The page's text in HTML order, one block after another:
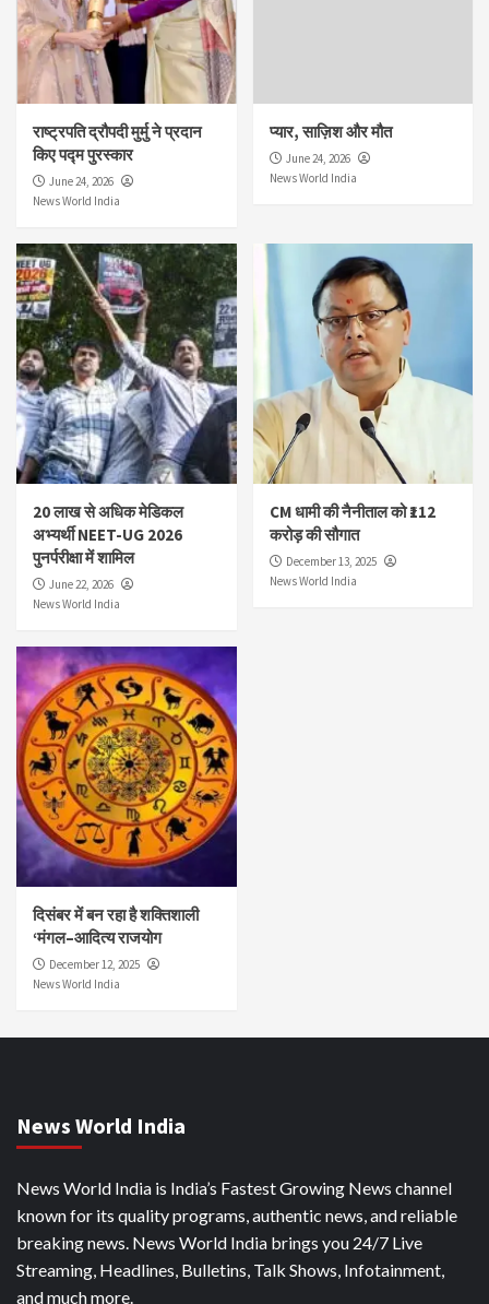
राष्ट्रपति द्रौपदी मुर्मु ने प्रदान
किए पद्म पुरस्कार
June 24, 2026
News World India
प्यार, साज़िश और मौत
June 24, 2026
News World India
20 लाख से अधिक मेडिकल
अभ्यर्थी NEET-UG 2026
पुनर्परीक्षा में शामिल
June 22, 2026
News World India
CM धामी की नैनीताल को ₹112
करोड़ की सौगात
December 13, 2025
News World India
दिसंबर में बन रहा है शक्तिशाली
‘मंगल–आदित्य राजयोग
December 12, 2025
News World India
News World India
News World India is India’s Fastest Growing News channel
known for its quality programs, authentic news, and reliable
breaking news. News World India brings you 24/7 Live
Streaming, Headlines, Bulletins, Talk Shows, Infotainment,
and much more.